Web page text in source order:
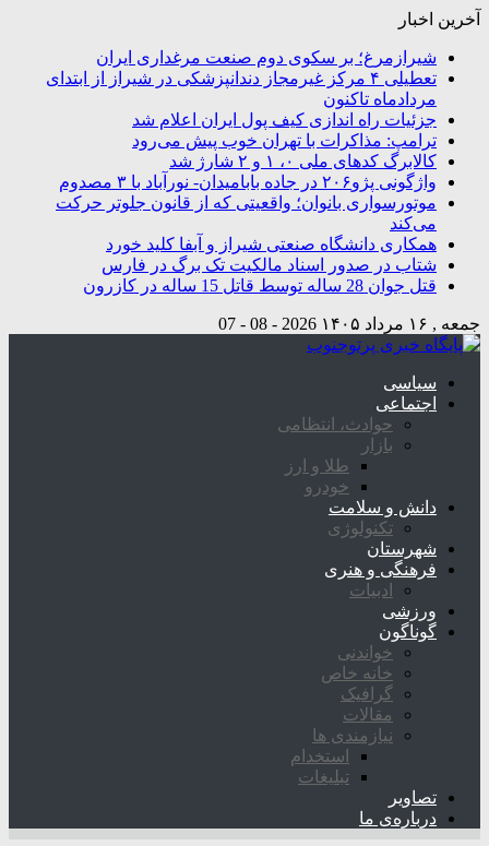
آخرین اخبار
شیرازمرغ؛ بر سکوی دوم صنعت مرغداری ایران
تعطیلی ۴ مرکز غیرمجاز دندانپزشکی در شیراز از ابتدای
مردادماه تاکنون
جزئیات راه اندازی کیف پول ایران اعلام شد
ترامپ: مذاکرات با تهران خوب پیش می‌رود
کالابرگ کدهای ملی ۰، ۱ و ۲ شارژ شد
واژگونی پژو۲۰۶ در جاده بابامیدان- نورآباد با ۳ مصدوم
موتورسواری بانوان؛ واقعیتی که از قانون جلوتر حرکت
می‌کند
همکاری دانشگاه صنعتی شیراز و آبفا کلید خورد
شتاب در صدور اسناد مالکیت تک برگ در فارس
قتل جوان 28 ساله توسط قاتل 15 ساله در کازرون
جمعه , ۱۶ مرداد ۱۴۰۵ 2026 - 08 - 07
سیاسی
اجتماعی
حوادث، انتظامی
بازار
طلا و ارز
خودرو
دانش و سلامت
تکنولوژی
شهرستان
فرهنگی و هنری
ادبیات
ورزشی
گوناگون
خواندنی
خانه خاص
گرافیک
مقالات
نیازمندی ها
استخدام
تبلیغات
تصاویر
درباره‌ی ما